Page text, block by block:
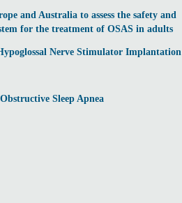
and Australia to assess the safety and
for the treatment of OSAS in adults
Nerve Stimulator Implantation
Sleep Apnea